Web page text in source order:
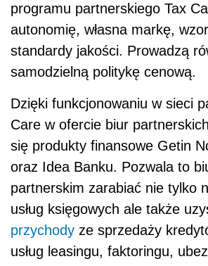
programu partnerskiego Tax
autonomię, własna markę,
standardy jakości. Prowadzą
samodzielną politykę cenową.
Dzięki funkcjonowaniu w sieci
Care w ofercie biur
się produkty finansowe Getin
oraz Idea Banku. Pozwala to
partnerskim zarabiać nie tylko
usług księgowych ale także
przychody ze sprzedaży
usług leasingu, faktoringu,